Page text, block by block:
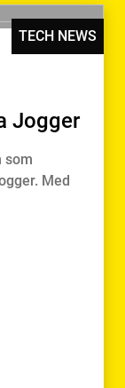
TECH NEWS
Jogger
som
Med